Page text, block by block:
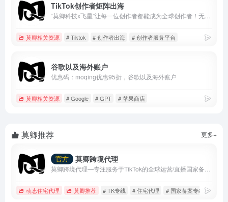
TikTok创作者矩阵出海
莫卿相关资源 # Tiktok # 创作者出海 # 创作者服务平台
谷歌以及海外账户
优惠码：moqing优惠95折，谷歌以及海外账户
莫卿相关资源 # Google # GPT # 苹果商店
莫卿推荐 更多+
官方 莫卿跨境代理
动态住宅代理 莫卿推荐 # TK专线 # 住宅代理 # 国家备案专线